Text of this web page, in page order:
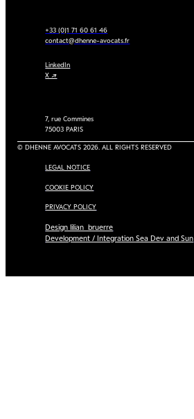
+33 (0)1 71 60 61 46
contact@dhenne-avocats.fr
LinkedIn
X ↗
7, rue Commines
75003 PARIS
© DHENNE AVOCATS 2026. ALL RIGHTS RESERVED
LEGAL NOTICE
COOKIE POLICY
PRIVACY POLICY
Design lilian_bruerre
Development / Integration Sea Dev and Sun